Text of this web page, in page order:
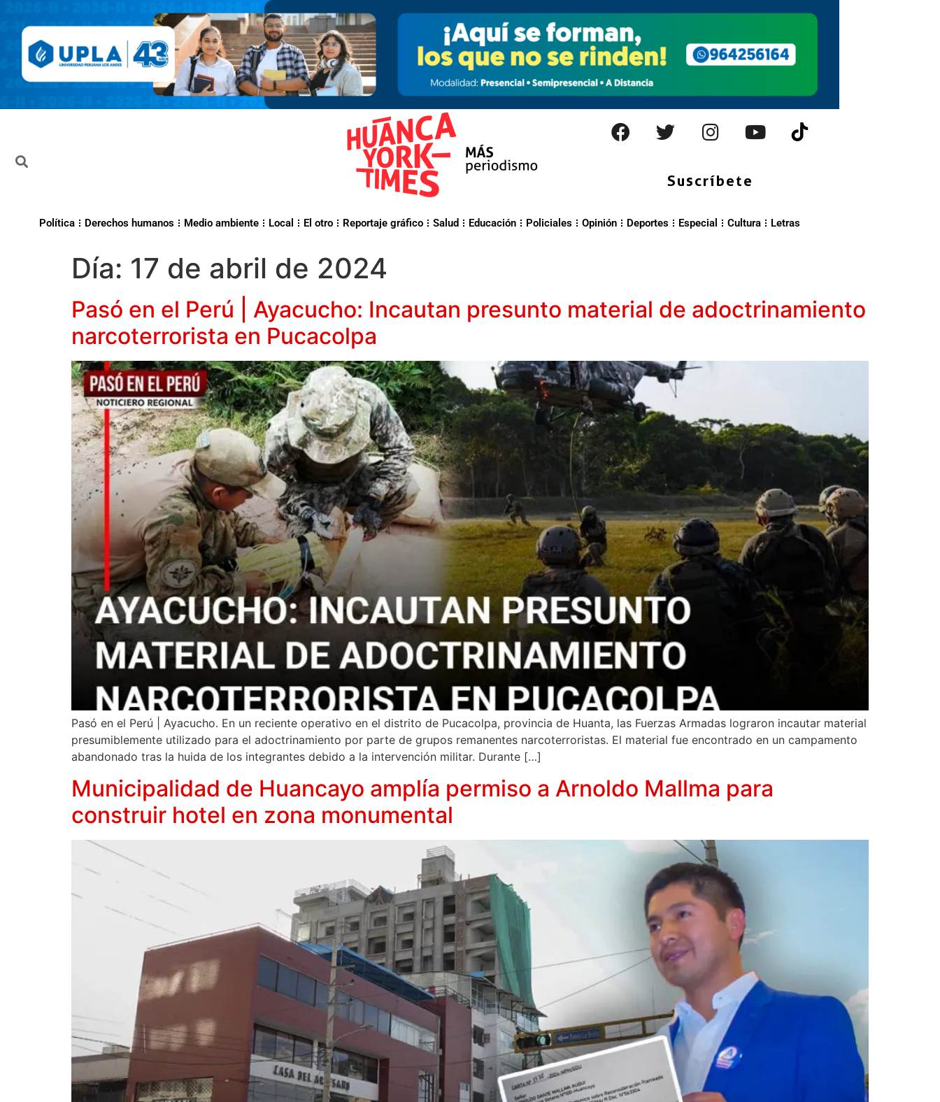
Suscríbete
Política Derechos humanos Medio ambiente Local El otro Reportaje gráfico Salud Educación Policiales Opinión Deportes Especial Cultura Letras
Día: 17 de abril de 2024
Pasó en el Perú | Ayacucho: Incautan presunto material de adoctrinamiento
narcoterrorista en Pucacolpa
Pasó en el Perú | Ayacucho. En un reciente operativo en el distrito de Pucacolpa, provincia de Huanta, las Fuerzas Armadas lograron incautar material
presumiblemente utilizado para el adoctrinamiento por parte de grupos remanentes narcoterroristas. El material fue encontrado en un campamento
abandonado tras la huida de los integrantes debido a la intervención militar. Durante […]
Municipalidad de Huancayo amplía permiso a Arnoldo Mallma para
construir hotel en zona monumental